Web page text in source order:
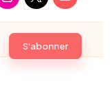
|
Twitter
S'abonner